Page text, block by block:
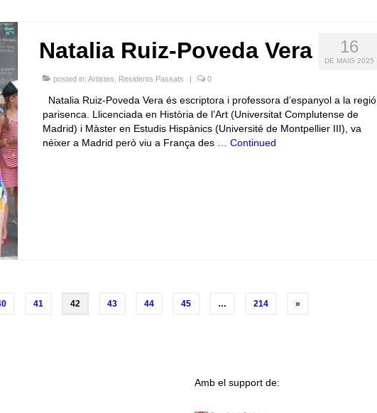
16
DE MAIG 2025
Natalia Ruiz-Poveda Vera
posted in: Artistes Residents Passats | 0
Natalia Ruiz-Poveda Vera és escriptora i professora d’espanyol a la regió
parisenca. Llicenciada en Història de l’Art (Universitat Complutense de
Madrid) i Màster en Estudis Hispànics (Université de Montpellier III), va
néixer a Madrid però viu a França des … Continued
41 42 43 44 45 … 214 »
Amb el support de: